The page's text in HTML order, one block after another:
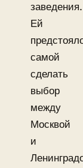
заведения.
Ей
самой
сделать
выбор
между
Москвой
и